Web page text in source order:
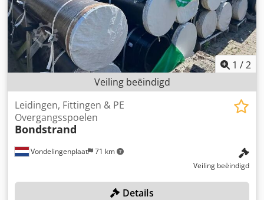
1 /2
Veiling beëindigd
Vondelingenplaat 71 km
Leidingen, Fittingen & PE
Overgangsspoelen
Bondstrand
Veiling beëindigd
Details